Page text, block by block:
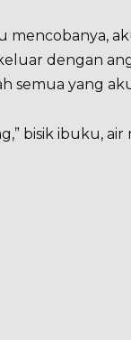
mencobanya,
dengan
semua yang
bisik ibuku, air